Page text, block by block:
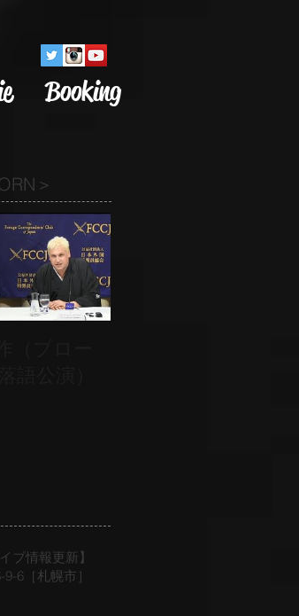
Booking
＞
イブ情報更新】
9-6［札幌市］